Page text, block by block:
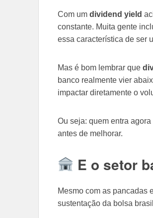
Com um dividend yield
constante. Muita gente
essa característica de ser
Mas é bom lembrar que
banco realmente vier
impactar diretamente o
Ou seja: quem entra
antes de melhorar.
E o setor
Mesmo com as pancadas
sustentação da bolsa